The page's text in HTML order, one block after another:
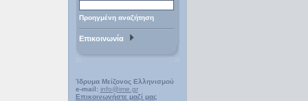
Προηγμένη αναζήτηση
Επικοινωνία
Ίδρυμα Μείζονος Ελληνισμού
e-mail: info@ime.gr
Επικοινωνήστε μαζί μας